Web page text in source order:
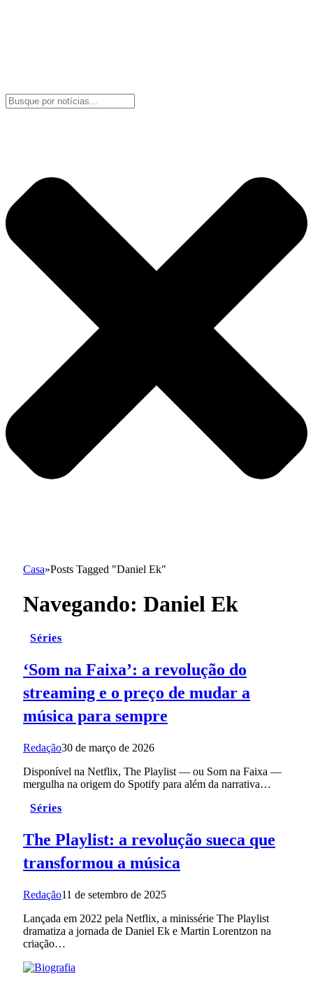
Casa»Posts Tagged "Daniel Ek"
Navegando: Daniel Ek
Séries
‘Som na Faixa’: a revolução do
streaming e o preço de mudar a
música para sempre
Redação30 de março de 2026
Disponível na Netflix, The Playlist — ou Som na Faixa —
mergulha na origem do Spotify para além da narrativa…
Séries
The Playlist: a revolução sueca que
transformou a música
Redação11 de setembro de 2025
Lançada em 2022 pela Netflix, a minissérie The Playlist
dramatiza a jornada de Daniel Ek e Martin Lorentzon na
criação…